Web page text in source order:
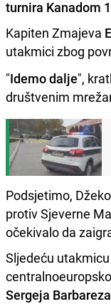
turnira Kanadom
Kapiten Zmajeva
utakmici zbog
"Idemo dalje",
društvenim
Podsjetimo,
protiv Sjeverne
očekivalo da
Sljedeću
Sergeja Barbareza